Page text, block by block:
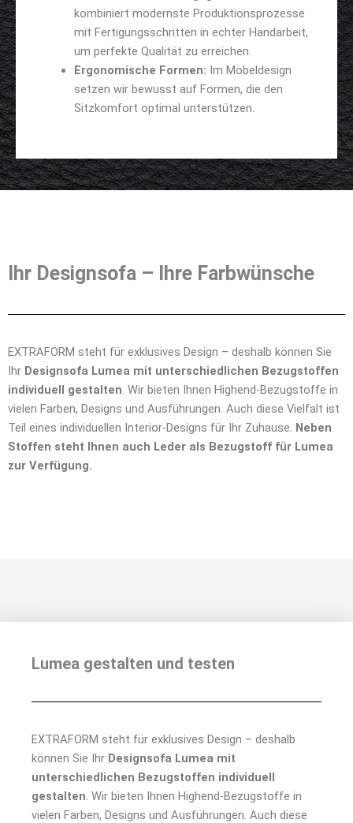
kombiniert modernste Produktionsprozesse
mit Fertigungsschritten in echter Handarbeit,
um perfekte Qualität zu erreichen.
Ergonomische Formen: Im Möbeldesign
setzen wir bewusst auf Formen, die den
Sitzkomfort optimal unterstützen.
Ihr Designsofa – Ihre Farbwünsche
EXTRAFORM steht für exklusives Design – deshalb können Sie
Ihr Designsofa Lumea mit unterschiedlichen Bezugstoffen
individuell gestalten . Wir bieten Ihnen Highend-Bezugstoffe in
vielen Farben, Designs und Ausführungen. Auch diese Vielfalt ist
Teil eines individuellen Interior-Designs für Ihr Zuhause. Neben
Stoffen steht Ihnen auch Leder als Bezugstoff für Lumea
zur Verfügung.
Lumea gestalten und testen
EXTRAFORM steht für exklusives Design – deshalb
können Sie Ihr Designsofa Lumea mit
unterschiedlichen Bezugstoffen individuell
gestalten . Wir bieten Ihnen Highend-Bezugstoffe in
vielen Farben, Designs und Ausführungen. Auch diese